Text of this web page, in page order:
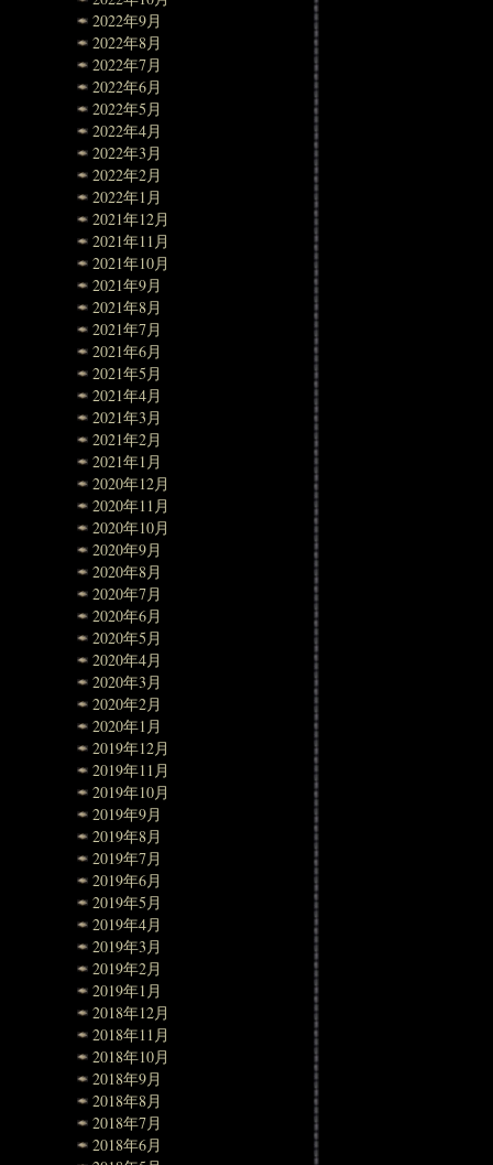
2022年9月
2022年8月
2022年7月
2022年6月
2022年5月
2022年4月
2022年3月
2022年2月
2022年1月
2021年12月
2021年11月
2021年10月
2021年9月
2021年8月
2021年7月
2021年6月
2021年5月
2021年4月
2021年3月
2021年2月
2021年1月
2020年12月
2020年11月
2020年10月
2020年9月
2020年8月
2020年7月
2020年6月
2020年5月
2020年4月
2020年3月
2020年2月
2020年1月
2019年12月
2019年11月
2019年10月
2019年9月
2019年8月
2019年7月
2019年6月
2019年5月
2019年4月
2019年3月
2019年2月
2019年1月
2018年12月
2018年11月
2018年10月
2018年9月
2018年8月
2018年7月
2018年6月